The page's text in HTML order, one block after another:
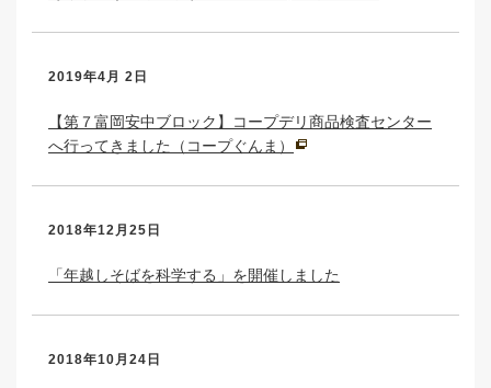
2019年4月 2日
【第７富岡安中ブロック】コープデリ商品検査センター
へ行ってきました（コープぐんま）
2018年12月25日
「年越しそばを科学する」を開催しました
2018年10月24日